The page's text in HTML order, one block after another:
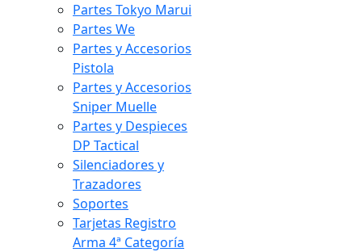
Partes Tokyo Marui
Partes We
Partes y Accesorios
Pistola
Partes y Accesorios
Sniper Muelle
Partes y Despieces
DP Tactical
Silenciadores y
Trazadores
Soportes
Tarjetas Registro
Arma 4ª Categoría